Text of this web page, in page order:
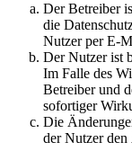
Der Betreiber
die
Nutzer per E-
Der Nutzer ist
Im Falle des
Betreiber und
sofortiger
Die
der Nutzer den